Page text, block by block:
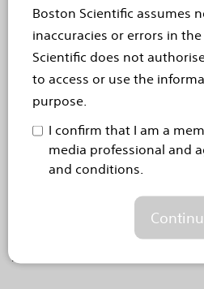
Boston Scientific assumes
inaccuracies or errors in
Scientific does not
to access or use the
purpose.
I confirm that I am a
media professional and
and conditions.
ATTENZIONE: In alcuni paesi
Cipro, Estonia, Francia,
Lussemburgo, Malta, Polonia,
Romania, Slovacchia,
pubblicità di dispositivi
uno dei paesi elencati e non
devi abbandonarlo
informazioni visualizzate
consentite dalla legge del tuo
ignori questo avviso, Boston
responsabilità che deriva
informazioni contenute.